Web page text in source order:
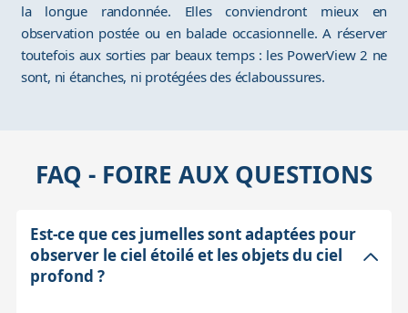
la longue randonnée. Elles conviendront mieux en
observation postée ou en balade occasionnelle. A réserver
toutefois aux sorties par beaux temps : les PowerView 2 ne
sont, ni étanches, ni protégées des éclaboussures.
FAQ - FOIRE AUX QUESTIONS
Est-ce que ces jumelles sont adaptées pour
observer le ciel étoilé et les objets du ciel
profond ?